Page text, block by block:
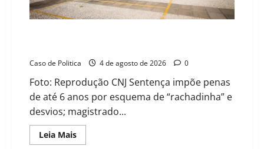
Caso de Politica 4 de agosto de 2026 0
Foto: Reprodução CNJ Sentença impõe penas
de até 6 anos por esquema de “rachadinha” e
desvios; magistrado...
Leia MaisRead
more